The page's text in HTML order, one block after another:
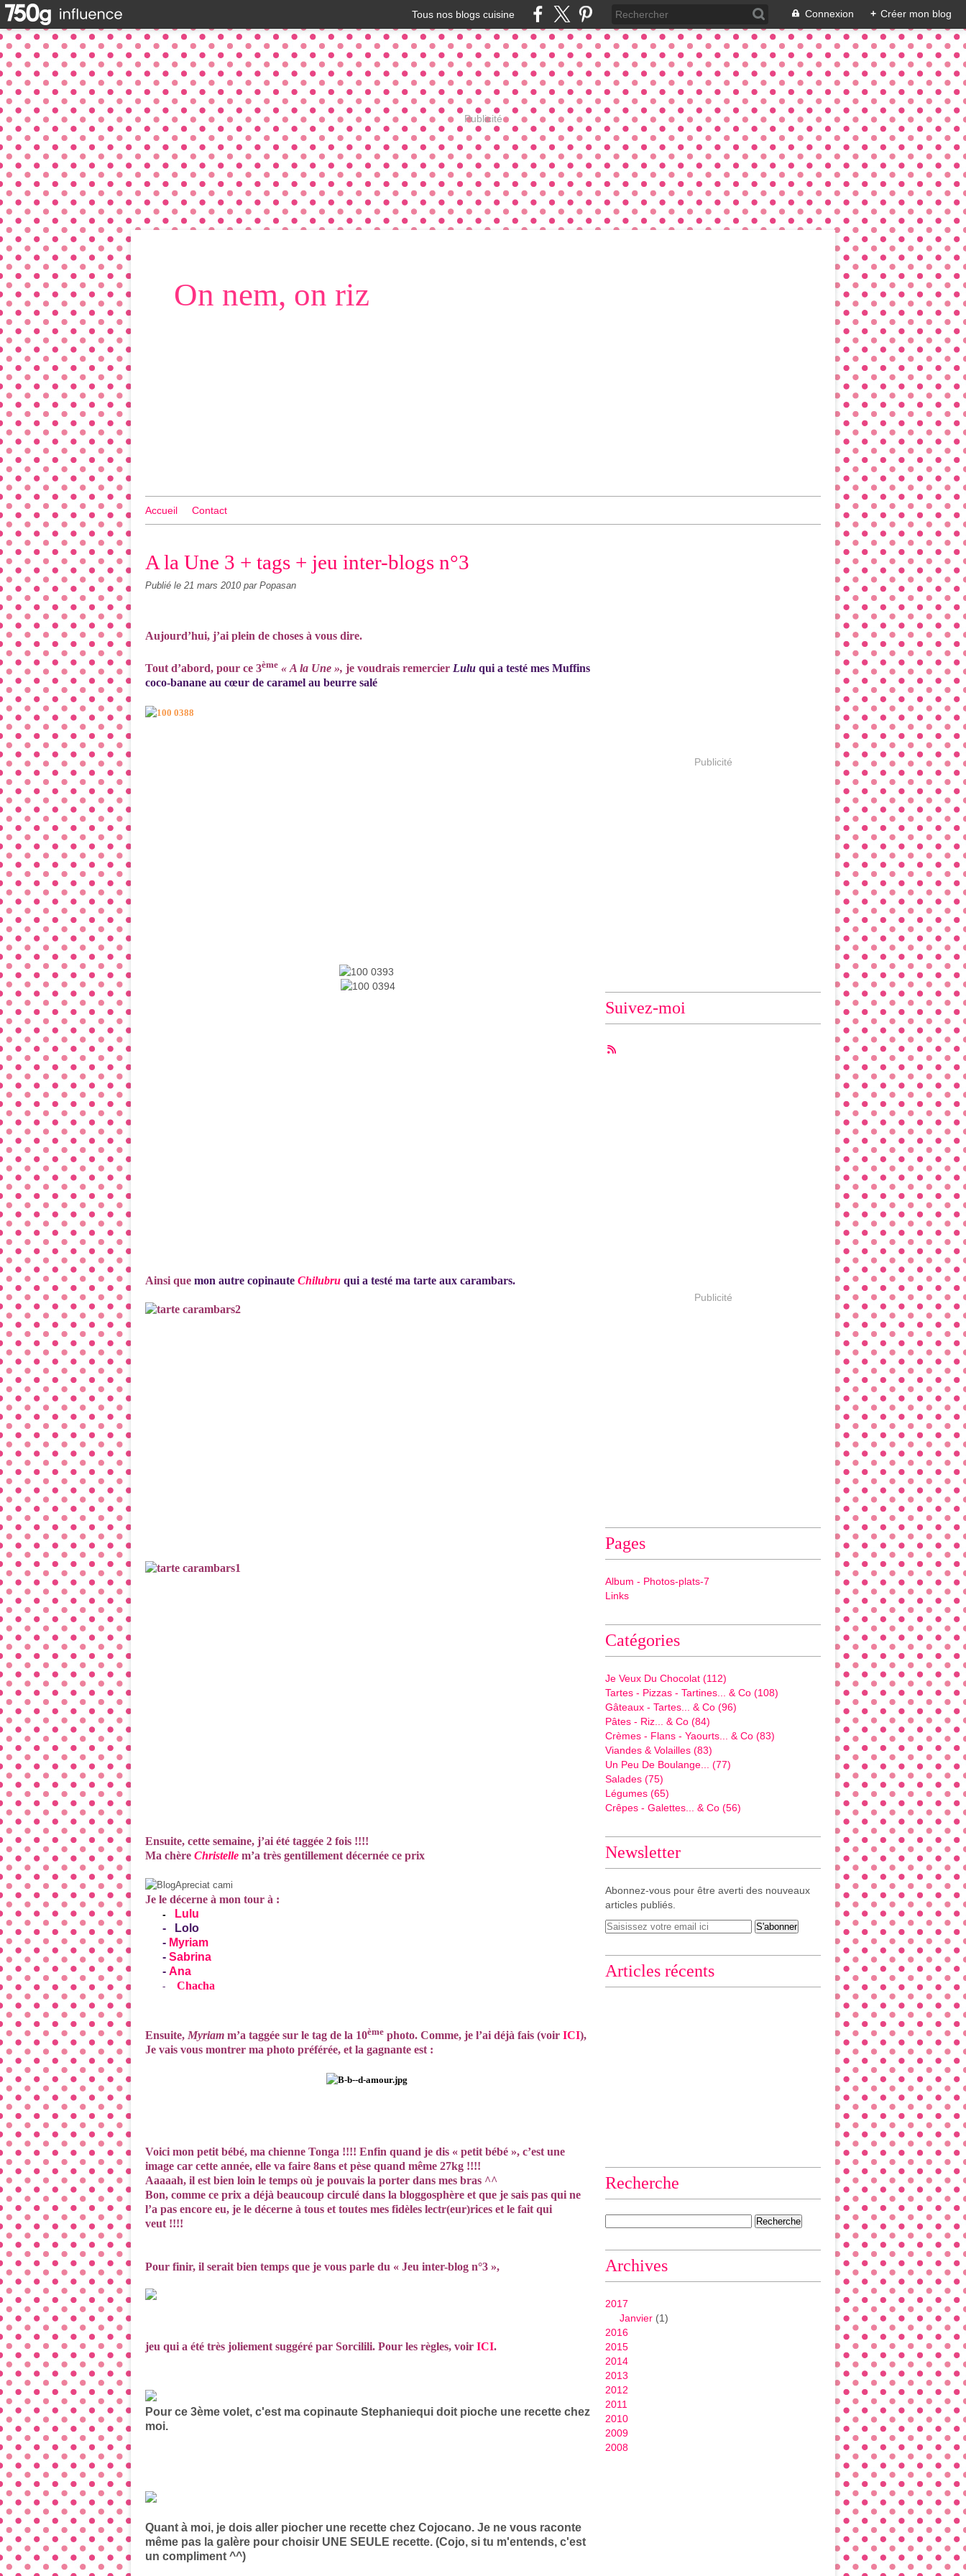
Tous nos blogs cuisine Connexion + Créer mon blog
Publicité
On nem, on riz
Accueil Contact
A la Une 3 + tags + jeu inter-blogs n°3
Publié le 21 mars 2010 par Popasan
Aujourd’hui, j’ai plein de choses à vous dire.
Tout d’abord, pour ce 3ème « A la Une », je voudrais remercier Lulu qui a testé mes Muffins
coco-banane au cœur de caramel au beurre salé
Ainsi que mon autre copinaute Chilubru qui a testé ma tarte aux carambars.
Ensuite, cette semaine, j’ai été taggée 2 fois !!!!
Ma chère Christelle m’a très gentillement décernée ce prix
Je le décerne à mon tour à :
-
Lulu
-
Lolo
- Myriam
- Sabrina
- Ana
- Chacha
Ensuite, Myriam m’a taggée sur le tag de la 10ème photo. Comme, je l’ai déjà fais (voir ICI),
Je vais vous montrer ma photo préférée, et la gagnante est :
Voici mon petit bébé, ma chienne Tonga !!!! Enfin quand je dis « petit bébé », c’est une
image car cette année, elle va faire 8ans et pèse quand même 27kg !!!!
Aaaaah, il est bien loin le temps où je pouvais la porter dans mes bras ^^
Bon, comme ce prix a déjà beaucoup circulé dans la bloggosphère et que je sais pas qui ne
l’a pas encore eu, je le décerne à tous et toutes mes fidèles lectr(eur)rices et le fait qui
veut !!!!
Pour finir, il serait bien temps que je vous parle du « Jeu inter-blog n°3 »,
jeu qui a été très joliement suggéré par Sorcilili. Pour les règles, voir ICI.
Pour ce 3ème volet, c'est ma copinaute Stephaniequi doit pioche une recette chez
moi.
Quant à moi, je dois aller piocher une recette chez Cojocano. Je ne vous raconte
même pas la galère pour choisir UNE SEULE recette. (Cojo, si tu m'entends, c'est
un compliment ^^)
Publicité
Suivez-moi
Publicité
Pages
Album - Photos-plats-7
Links
Catégories
Je Veux Du Chocolat (112)
Tartes - Pizzas - Tartines... & Co (108)
Gâteaux - Tartes... & Co (96)
Pâtes - Riz... & Co (84)
Crèmes - Flans - Yaourts... & Co (83)
Viandes & Volailles (83)
Un Peu De Boulange...
(77)
Salades (75)
Légumes (65)
Crêpes - Galettes... & Co (56)
Newsletter
Abonnez-vous pour être averti des nouveaux
articles publiés.
Articles récents
Recherche
Archives
2017
Janvier (1)
2016
2015
2014
2013
2012
2011
2010
2009
2008